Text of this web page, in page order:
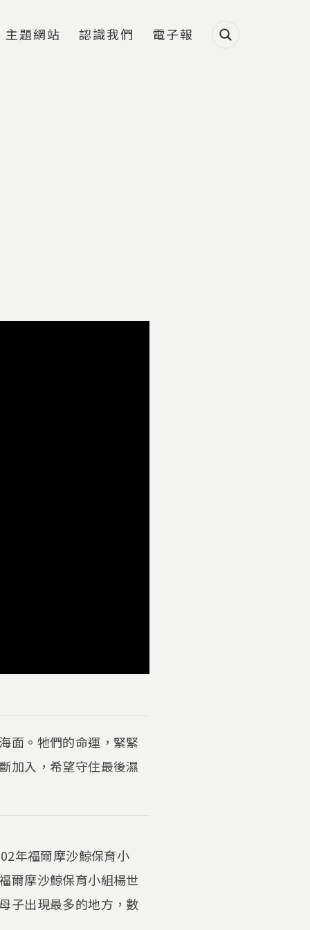
主題網站 認識我們 電子報
面。牠們的命運，緊緊
加入，希望守住最後濕
年福爾摩沙鯨保育小
爾摩沙鯨保育小組楊世
子出現最多的地方，數